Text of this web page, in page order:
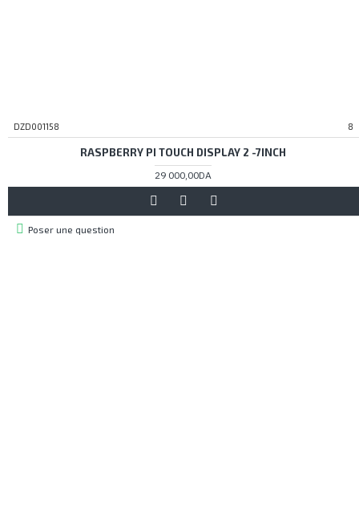
DZD001158 8
RASPBERRY PI TOUCH DISPLAY 2 -7INCH
29 000,00DA
Poser une question